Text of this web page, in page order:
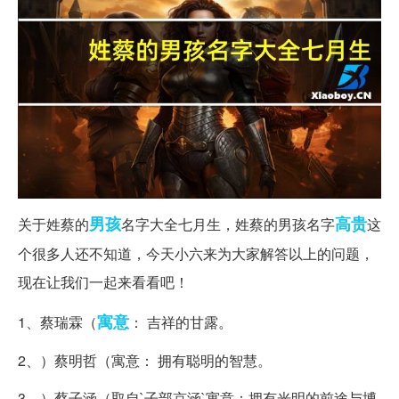
关于姓蔡的男孩名字大全七月生，姓蔡的男孩名字高贵这
个很多人还不知道，今天小六来为大家解答以上的问题，
现在让我们一起来看看吧！
1、蔡瑞霖（寓意 ： 吉祥的甘露。
2、）蔡明哲（寓意： 拥有聪明的智慧。